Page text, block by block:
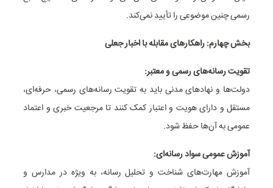
رسمی چنین موضوعی را تأیید نمی‌کند.
بخش چهارم: راهکارهای مقابله با اخبار جعلی
تقویت رسانه‌های رسمی و معتبر:
دولت‌ها و نهادهای مدنی باید به تقویت رسانه‌های رسمی، حرفه‌ای،
مستقل و دارای هویت و اعتبار کمک کنند تا مرجعیت خبری و اعتماد
عمومی به آن‌ها حفظ شود.
آموزش عمومی سواد رسانه‌ای:
آموزش مهارت‌های شناخت و تحلیل رسانه، به ویژه در مدارس و